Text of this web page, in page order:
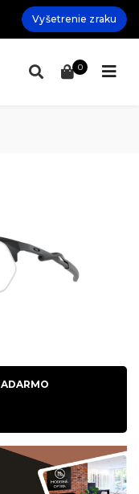
Vyšetrenie zraku
0